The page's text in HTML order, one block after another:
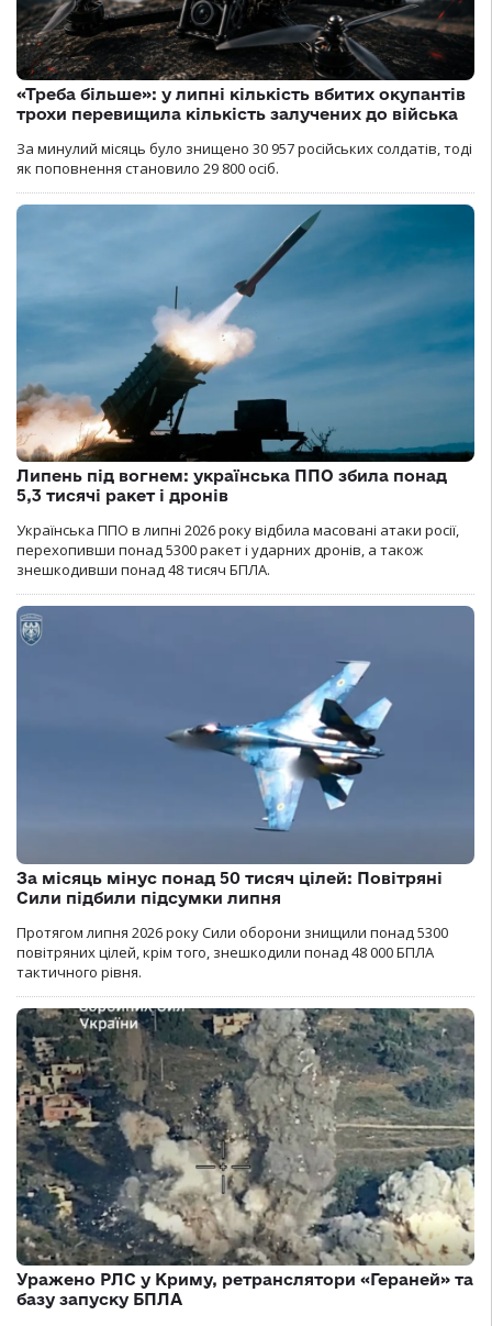
«Треба більше»: у липні кількість вбитих окупантів
трохи перевищила кількість залучених до війська
За минулий місяць було знищено 30 957 російських солдатів, тоді
як поповнення становило 29 800 осіб.
Липень під вогнем: українська ППО збила понад
5,3 тисячі ракет і дронів
Українська ППО в липні 2026 року відбила масовані атаки росії,
перехопивши понад 5300 ракет і ударних дронів, а також
знешкодивши понад 48 тисяч БПЛА.
За місяць мінус понад 50 тисяч цілей: Повітряні
Сили підбили підсумки липня
Протягом липня 2026 року Cили оборони знищили понад 5300
повітряних цілей, крім того, знешкодили понад 48 000 БПЛА
тактичного рівня.
Уражено РЛС у Криму, ретранслятори «Гераней» та
базу запуску БПЛА